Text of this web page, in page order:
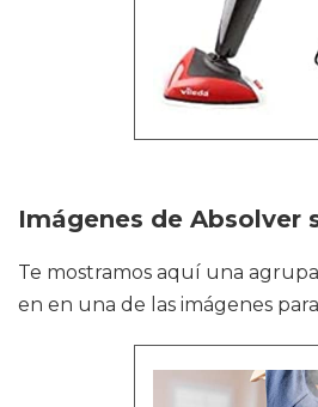
Imágenes de Absolver
Te mostramos aquí una
en en una de las imágenes